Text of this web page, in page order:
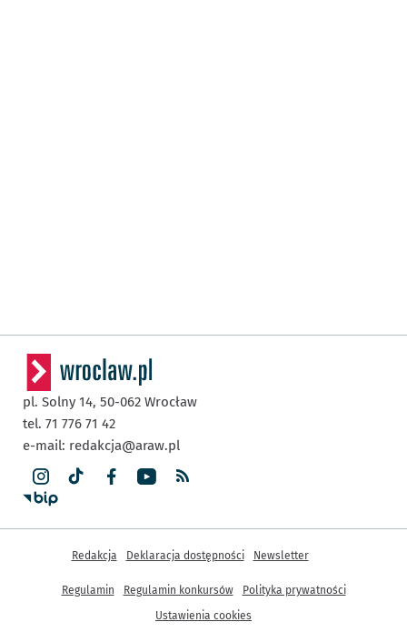
pl. Solny 14, 50-062 Wrocław
tel. 71 776 71 42
e-mail: redakcja@araw.pl
Inne informacje
Redakcja Deklaracja dostępności Newsletter
Regulamin Regulamin konkursów
Polityka prywatności
Ustawienia cookies